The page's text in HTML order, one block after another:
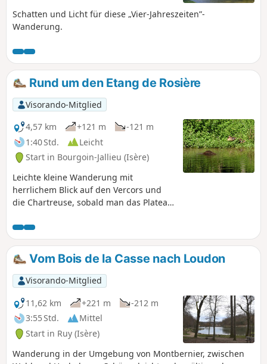
Schatten und Licht für diese „Vier-Jahreszeiten”-
Wanderung.
Rund um den Etang de Rosière
Visorando-Mitglied
4,57 km
+121 m
-121 m
1:40 Std.
Leicht
Start in Bourgoin-Jallieu (Isère)
Leichte kleine Wanderung mit
herrlichem Blick auf den Vercors und
die Chartreuse, sobald man das Plateau
Waldgebiete und landwirtschaftlich
genutzte Hochebenen, wo sich Schatten
und Licht abwechseln. Am besten bei
schönem Wetter, um die Kühle des
Waldes und die freie Aussicht zu
genießen.
Vom Bois de la Casse nach Loudon
Visorando-Mitglied
11,62 km
+221 m
-212 m
3:55 Std.
Mittel
Start in Ruy (Isère)
Wanderung in der Umgebung von Montbernier, zwischen